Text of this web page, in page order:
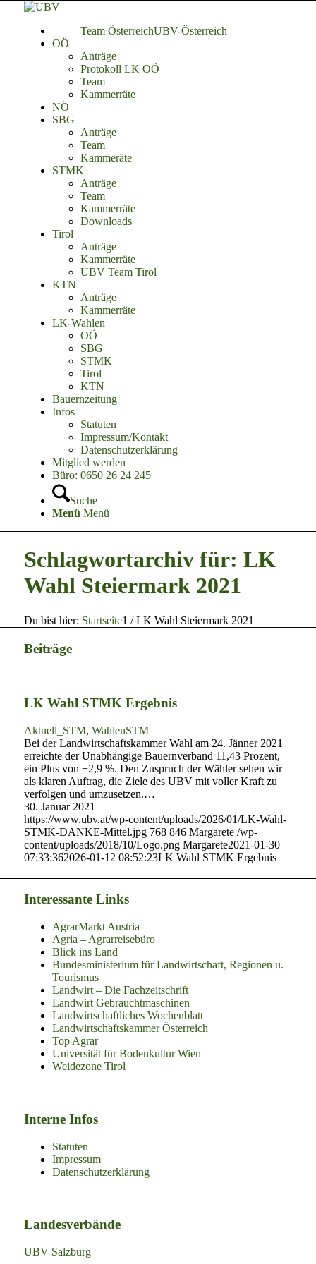
UBV-Österreich
Team Österreich
OÖ
Anträge
Protokoll LK OÖ
Team
Kammerräte
NÖ
SBG
Anträge
Team
Kammeräte
STMK
Anträge
Team
Kammerräte
Downloads
Tirol
Anträge
Kammerräte
UBV Team Tirol
KTN
Anträge
Kammerräte
LK-Wahlen
OÖ
SBG
STMK
Tirol
KTN
Bauernzeitung
Infos
Statuten
Impressum/Kontakt
Datenschutzerklärung
Mitglied werden
Büro: 0650 26 24 245
Suche
Menü Menü
Schlagwortarchiv für: LK
Wahl Steiermark 2021
Du bist hier: Startseite1 / LK Wahl Steiermark 2021
Beiträge
LK Wahl STMK Ergebnis
Aktuell_STM, WahlenSTM
Bei der Landwirtschaftskammer Wahl am 24. Jänner 2021
erreichte der Unabhängige Bauernverband 11,43 Prozent,
ein Plus von +2,9 %. Den Zuspruch der Wähler sehen wir
als klaren Auftrag, die Ziele des UBV mit voller Kraft zu
verfolgen und umzusetzen.…
30. Januar 2021
https://www.ubv.at/wp-content/uploads/2026/01/LK-Wahl-
STMK-DANKE-Mittel.jpg 768 846 Margarete /wp-
content/uploads/2018/10/Logo.png Margarete2021-01-30
07:33:362026-01-12 08:52:23LK Wahl STMK Ergebnis
Interessante Links
AgrarMarkt Austria
Agria – Agrarreisebüro
Blick ins Land
Bundesministerium für Landwirtschaft, Regionen u.
Tourismus
Landwirt – Die Fachzeitschrift
Landwirt Gebrauchtmaschinen
Landwirtschaftliches Wochenblatt
Landwirtschaftskammer Österreich
Top Agrar
Universität für Bodenkultur Wien
Weidezone Tirol
Interne Infos
Statuten
Impressum
Datenschutzerklärung
Landesverbände
UBV Salzburg